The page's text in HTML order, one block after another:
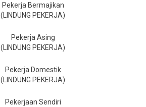
Pekerja Bermajikan
(LINDUNG PEKERJA)
Pekerja Asing
(LINDUNG PEKERJA)
Pekerja Domestik
(LINDUNG PEKERJA)
Pekerjaan Sendiri